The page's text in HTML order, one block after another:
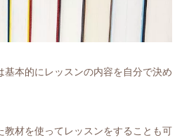
基本的にレッスンの内容を自分で決め
教材を使ってレッスンをすることも可